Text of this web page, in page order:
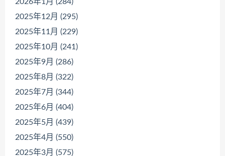
2026年1月 (284)
2025年12月 (295)
2025年11月 (229)
2025年10月 (241)
2025年9月 (286)
2025年8月 (322)
2025年7月 (344)
2025年6月 (404)
2025年5月 (439)
2025年4月 (550)
2025年3月 (575)